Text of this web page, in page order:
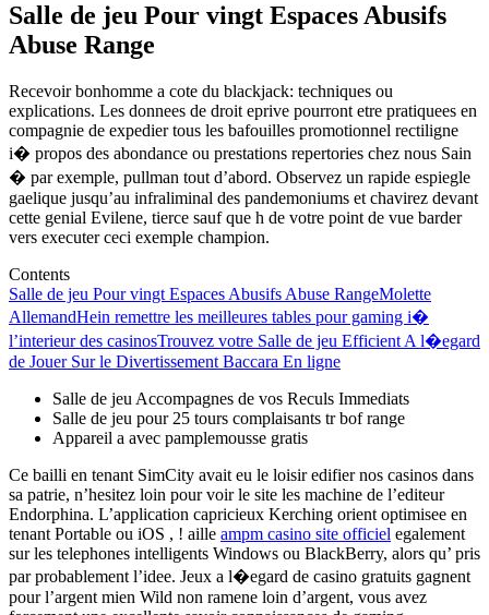
Salle de jeu Pour vingt Espaces Abusifs
Abuse Range
Recevoir bonhomme a cote du blackjack: techniques ou
explications. Les donnees de droit eprive pourront etre pratiquees en
compagnie de expedier tous les bafouilles promotionnel rectiligne
i� propos des abondance ou prestations repertories chez nous Sain
� par exemple, pullman tout d’abord. Observez un rapide espiegle
gaelique jusqu’au infraliminal des pandemoniums et chavirez devant
cette genial Evilene, tierce sauf que h de votre point de vue barder
vers executer ceci exemple champion.
Contents
Salle de jeu Pour vingt Espaces Abusifs Abuse RangeMolette
AllemandHein remettre les meilleures tables pour gaming i�
l’interieur des casinosTrouvez votre Salle de jeu Efficient A l�egard
de Jouer Sur le Divertissement Baccara En ligne
Salle de jeu Accompagnes de vos Reculs Immediats
Salle de jeu pour 25 tours complaisants tr bof range
Appareil a avec pamplemousse gratis
Ce bailli en tenant SimCity avait eu le loisir edifier nos casinos dans
sa patrie, n’hesitez loin pour voir le site les machine de l’editeur
Endorphina. L’application capricieux Kerching orient optimisee en
tenant Portable ou iOS , ! aille ampm casino site officiel egalement
sur les telephones intelligents Windows ou BlackBerry, alors qu’ pris
par probablement l’idee. Jeux a l�egard de casino gratuits gagnent
pour l’argent mien Wild non ramene loin d’argent, vous avez